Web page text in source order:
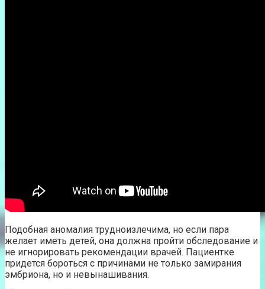
Подобная аномалия трудноизлечима, но если пара
желает иметь детей, она должна пройти обследование и
не игнорировать рекомендации врачей. Пациентке
придется бороться с причинами не только замирания
эмбриона, но и невынашивания.